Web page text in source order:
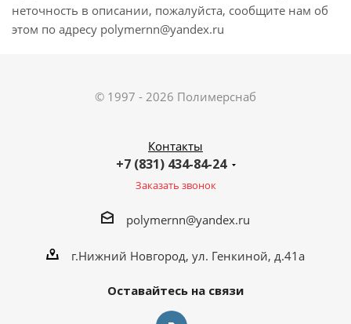
неточность в описании, пожалуйста, сообщите нам об
этом по адресу polymernn@yandex.ru
© 1997 - 2026 Полимерснаб
Контакты
+7 (831) 434-84-24
Заказать звонок
polymernn@yandex.ru
г.Нижний Новгород, ул. Генкиной, д.41а
Оставайтесь на связи